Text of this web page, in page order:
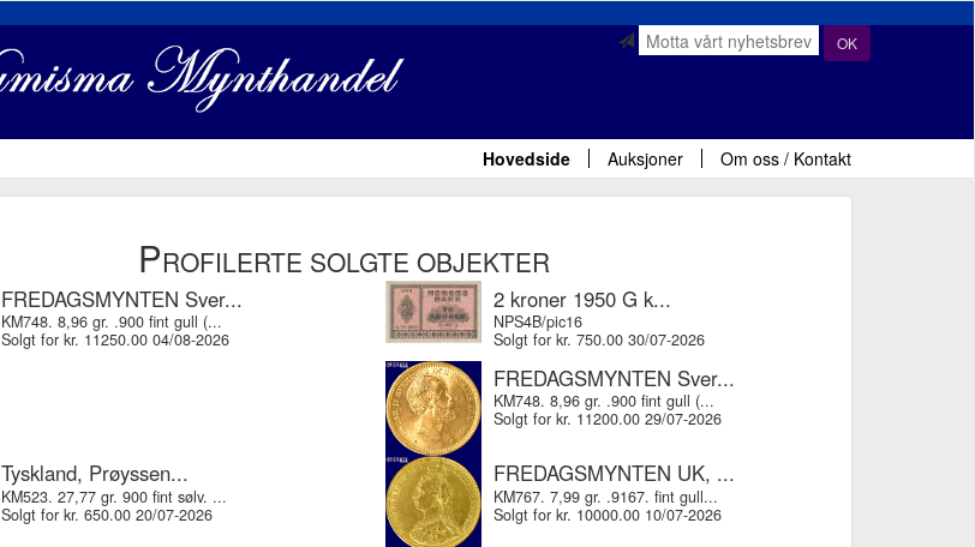
OK
Hovedside Auksjoner Om oss / Kontakt
PROFILERTE SOLGTE OBJEKTER
FREDAGSMYNTEN Sver...
KM748. 8,96 gr. .900 fint gull (...
Solgt for kr. 11250.00 04/08-2026
2 kroner 1950 G k...
NPS4B/pic16
Solgt for kr. 750.00 30/07-2026
FREDAGSMYNTEN Sver...
KM748. 8,96 gr. .900 fint gull (...
Solgt for kr. 11200.00 29/07-2026
Tyskland, Prøyssen...
KM523. 27,77 gr. 900 fint sølv. ...
Solgt for kr. 650.00 20/07-2026
FREDAGSMYNTEN UK, ...
KM767. 7,99 gr. .9167. fint gull...
Solgt for kr. 10000.00 10/07-2026